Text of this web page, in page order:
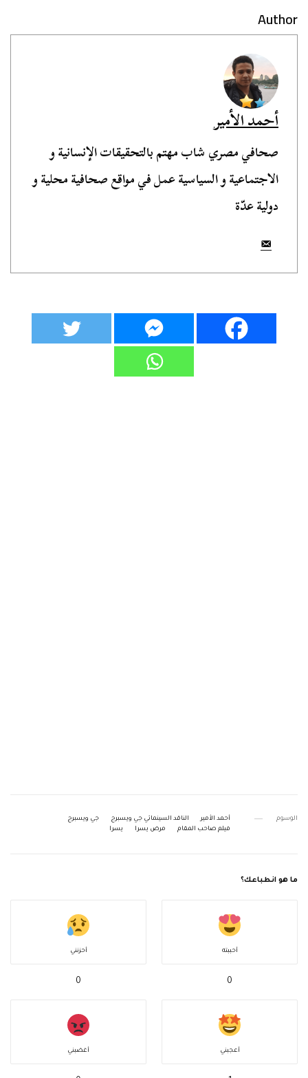
Author
أحمد الأمير
صحافي مصري شاب مهتم بالتحقيقات الإنسانية و
الاجتماعية و السياسية عمل في مواقع صحافية محلية و
دولية عدّة
الوسوم أحمد الأمير الناقد السينمائي جي ويسبرج
جي ويسبرج
فيلم صاحب المقام
مرض يسرا يسرا
ما هو انطباعك؟
أحببته
0
أحزنني
0
أعجبني أغضبني